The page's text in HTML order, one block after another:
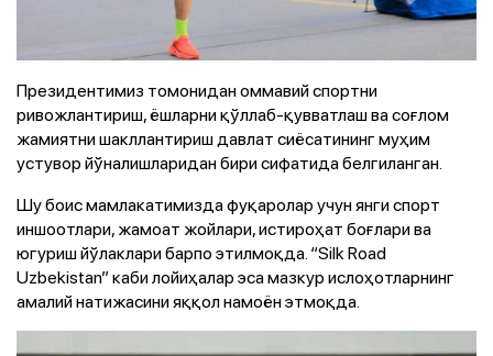
Президентимиз томонидан оммавий спортни
ривожлантириш, ёшларни қўллаб-қувватлаш ва соғлом
жамиятни шакллантириш давлат сиёсатининг муҳим
устувор йўналишларидан бири сифатида белгиланган.
Шу боис мамлакатимизда фуқаролар учун янги спорт
иншоотлари, жамоат жойлари, истироҳат боғлари ва
югуриш йўлаклари барпо этилмоқда. “Silk Road
Uzbekistan” каби лойиҳалар эса мазкур ислоҳотларнинг
амалий натижасини яққол намоён этмоқда.